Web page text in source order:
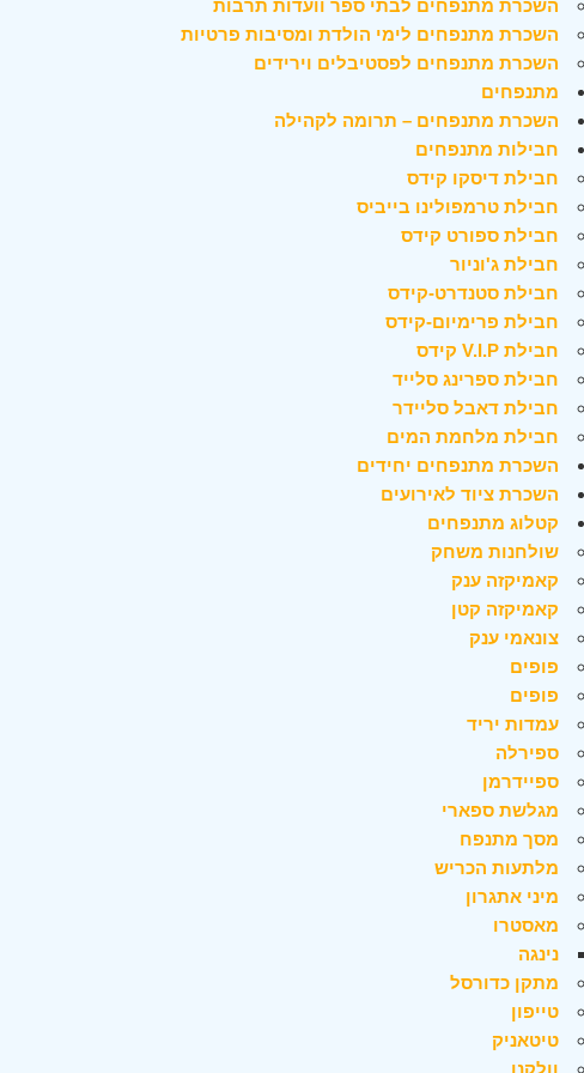
השכרת מתנפחים לבתי ספר וועדות תרבות
השכרת מתנפחים לימי הולדת ומסיבות פרטיות
השכרת מתנפחים לפסטיבלים וירידים
מתנפחים
השכרת מתנפחים – תרומה לקהילה
חבילות מתנפחים
חבילת דיסקו קידס
חבילת טרמפולינו בייביס
חבילת ספורט קידס
חבילת ג'וניור
חבילת סטנדרט-קידס
חבילת פרימיום-קידס
חבילת V.I.P קידס
חבילת ספרינג סלייד
חבילת דאבל סליידר
חבילת מלחמת המים
השכרת מתנפחים יחידים
השכרת ציוד לאירועים
קטלוג מתנפחים
שולחנות משחק
קאמיקזה ענק
קאמיקזה קטן
צונאמי ענק
פופים
פופים
עמדות יריד
ספירלה
ספיידרמן
מגלשת ספארי
מסך מתנפח
מלתעות הכריש
מיני אתגרון
מאסטרו
נינגה
מתקן כדורסל
טייפון
טיטאניק
וולקנו